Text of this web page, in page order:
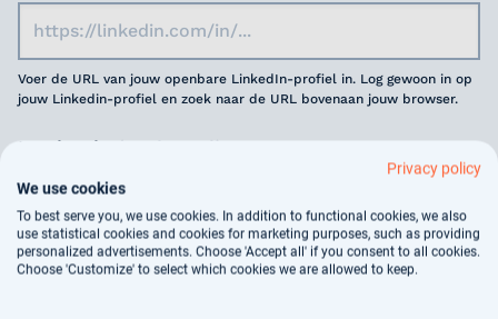
Voer de URL van jouw openbare LinkedIn-profiel in. Log gewoon in op
jouw Linkedin-profiel en zoek naar de URL bovenaan jouw browser.
Motivatie(optioneel)
Privacy policy
We use cookies
To best serve you, we use cookies. In addition to functional cookies, we also
use statistical cookies and cookies for marketing purposes, such as providing
personalized advertisements. Choose 'Accept all' if you consent to all cookies.
Choose 'Customize' to select which cookies we are allowed to keep.